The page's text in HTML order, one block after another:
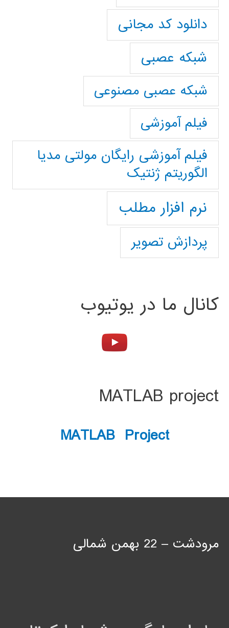
دانلود کد مجانی
شبکه عصبی
شبکه عصبی مصنوعی
فیلم آموزشی
فیلم آموزشی رایگان مولتی مدیا
الگوریتم ژنتیک
نرم افزار مطلب
پردازش تصویر
کانال ما در یوتیوب
MATLAB project
MATLAB Project
مرودشت – 22 بهمن شمالی